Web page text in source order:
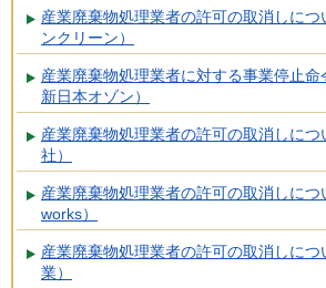
産業廃棄物処理業者の許可の取消しに
ンクリーン）
産業廃棄物処理業者に対する事業停止
新日本オゾン）
産業廃棄物処理業者の許可の取消しに
社）
産業廃棄物処理業者の許可の取消しに
works）
産業廃棄物処理業者の許可の取消しに
業）